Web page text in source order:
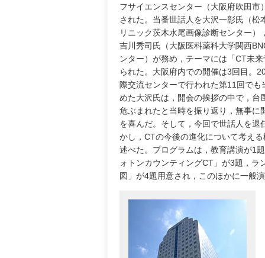
フサイエンスセンター（大阪府吹田市
された。当番世話人を大沢一彰氏（松
リニック茨木水尾画像診断センター）
吉川秀司氏（大阪医科薬科大学関西
ンター）が務め，テーマには「CT未
られた。大阪府内での開催は3回目。
際交流センターで行われた第11回でも
めた大沢氏は，開会の挨拶の中で，台
危ぶまれたと当時を振り返り，無事に
を喜んだ。そして，今回で世話人を退
かし，CTの今後の進化について考え
述べた。プログラムは，教育講演が1
ォトンカウンティングCT」が3題，
図」が4題用意され，このほかに一般